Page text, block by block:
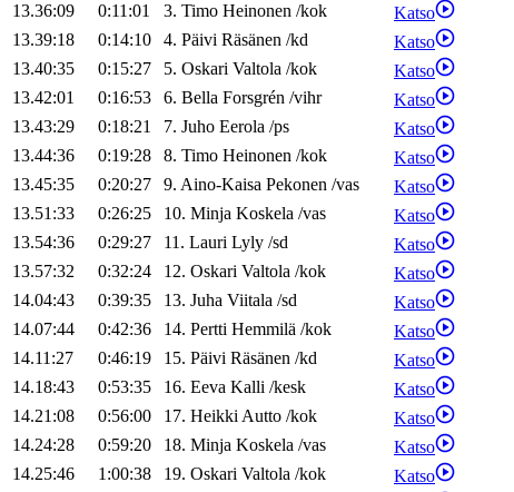
13.36:09
0:11:01 3. Timo Heinonen /kok
Katso
13.39:18
0:14:10 4. Päivi Räsänen /kd
Katso
13.40:35
0:15:27 5. Oskari Valtola /kok
Katso
13.42:01
0:16:53 6. Bella Forsgrén /vihr
Katso
13.43:29
0:18:21 7. Juho Eerola /ps
Katso
13.44:36
0:19:28 8. Timo Heinonen /kok
Katso
13.45:35
0:20:27 9. Aino-Kaisa Pekonen /vas
Katso
13.51:33
0:26:25 10. Minja Koskela /vas
Katso
13.54:36
0:29:27 11. Lauri Lyly /sd
Katso
13.57:32
0:32:24 12. Oskari Valtola /kok
Katso
14.04:43
0:39:35 13. Juha Viitala /sd
Katso
14.07:44
0:42:36 14. Pertti Hemmilä /kok
Katso
14.11:27
0:46:19 15. Päivi Räsänen /kd
Katso
14.18:43
0:53:35 16. Eeva Kalli /kesk
Katso
14.21:08
0:56:00 17. HeikkiAutto /kok
Katso
14.24:28
0:59:20 18. Minja Koskela /vas
Katso
14.25:46
1:00:38 19. Oskari Valtola /kok
Katso